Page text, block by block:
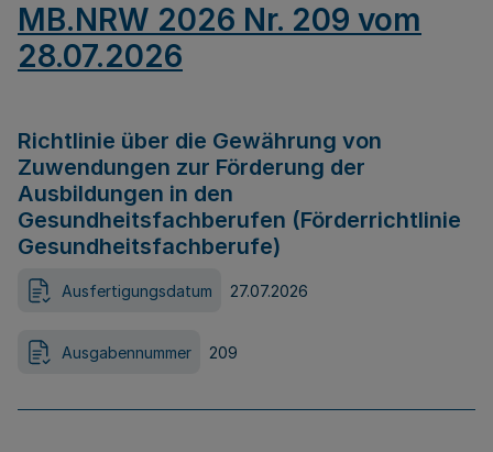
MB.NRW 2026 Nr. 209 vom
28.07.2026
Richtlinie über die Gewährung von
Zuwendungen zur Förderung der
Ausbildungen in den
Gesundheitsfachberufen (Förderrichtlinie
Gesundheitsfachberufe)
Ausfertigungsdatum 27.07.2026
Ausgabennummer 209